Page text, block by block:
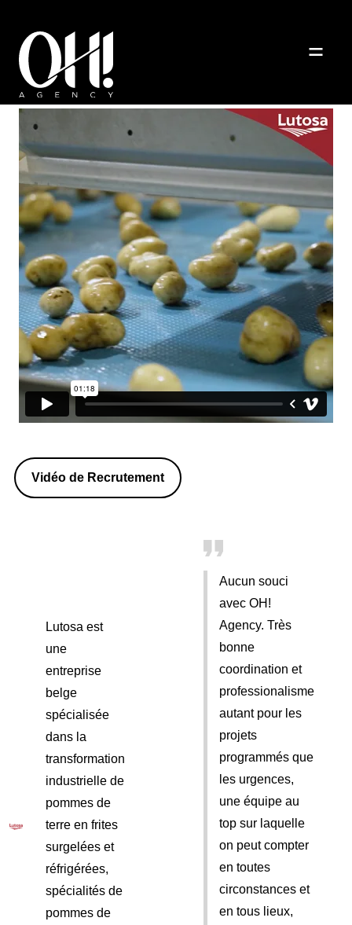
Vidéo de Recrutement
Lutosa est
une
entreprise
belge
spécialisée
dans la
transformation
industrielle de
pommes de
terre en frites
surgelées et
réfrigérées,
spécialités de
pommes de
Aucun souci
avec OH!
Agency. Très
bonne
coordination et
professionalisme
autant pour les
projets
programmés que
les urgences,
une équipe au
top sur laquelle
on peut compter
en toutes
circonstances et
en tous lieux,